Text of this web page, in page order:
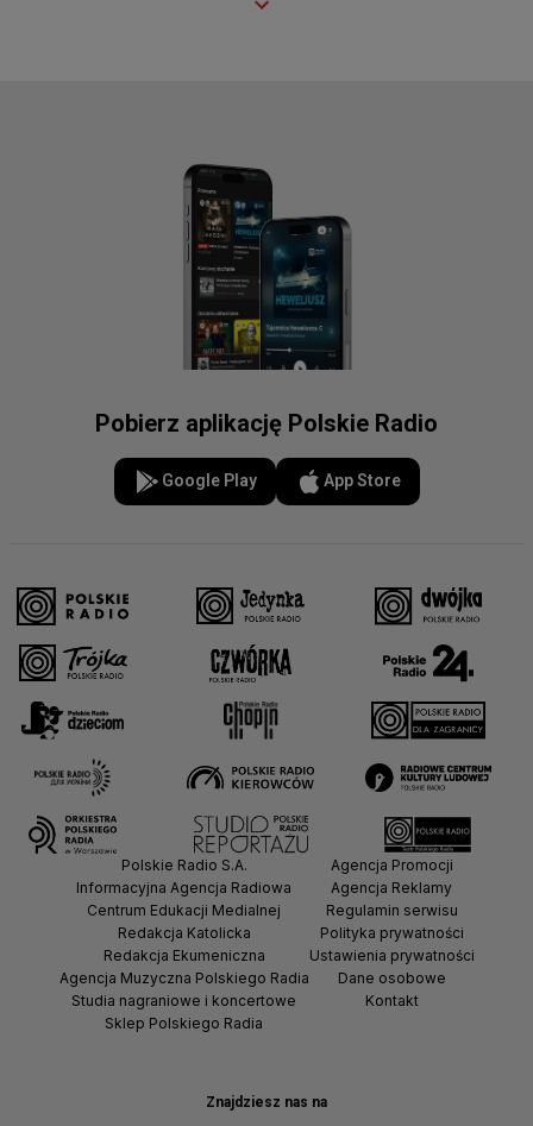
Pobierz aplikację Polskie Radio
Google Play App Store
Znajdziesz nas na
Polskie Radio S.A.
Informacyjna Agencja Radiowa
Centrum Edukacji Medialnej
Redakcja Katolicka
Redakcja Ekumeniczna
Agencja Muzyczna Polskiego Radia
Studia nagraniowe i koncertowe
Sklep Polskiego Radia
Agencja Promocji
Agencja Reklamy
Regulamin serwisu
Polityka prywatności
Ustawienia prywatności
Dane osobowe
Kontakt